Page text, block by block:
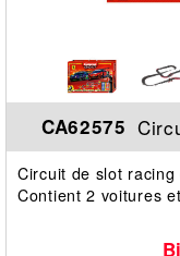
CA62575
Circuit de slot racing
Contient 2 voitures